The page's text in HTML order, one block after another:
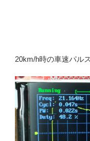
20km/h時の車速パルス